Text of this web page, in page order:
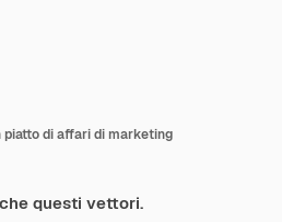
di affari di marketing
questi vettori.